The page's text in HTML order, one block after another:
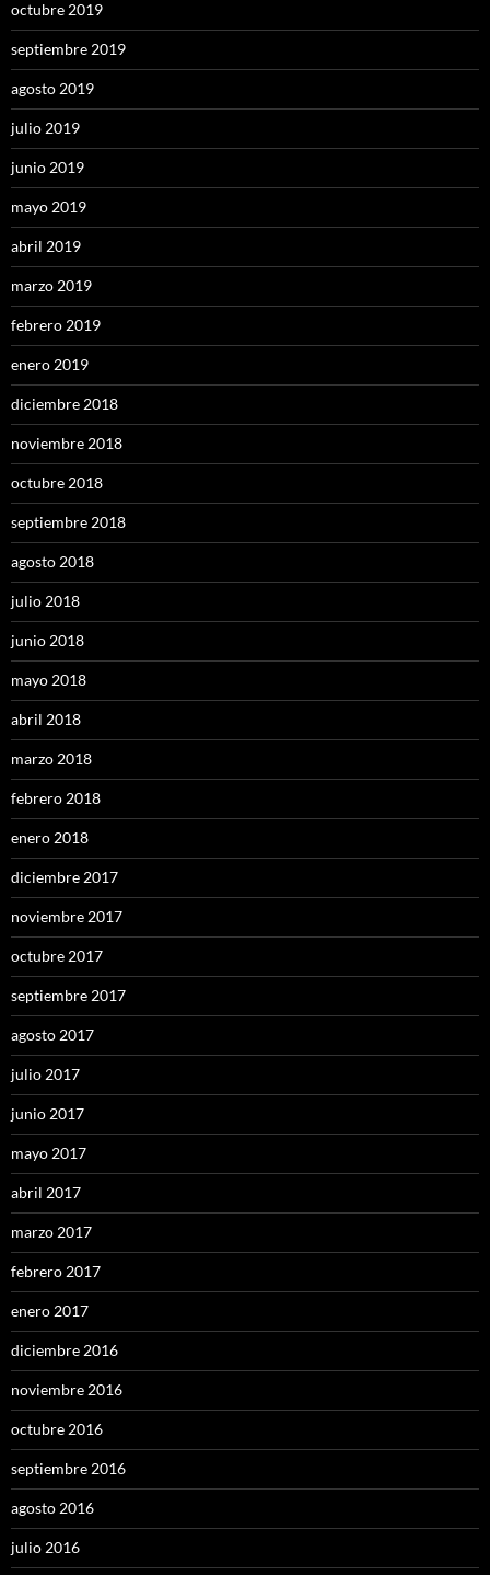
octubre 2019
septiembre 2019
agosto 2019
julio 2019
junio 2019
mayo 2019
abril 2019
marzo 2019
febrero 2019
enero 2019
diciembre 2018
noviembre 2018
octubre 2018
septiembre 2018
agosto 2018
julio 2018
junio 2018
mayo 2018
abril 2018
marzo 2018
febrero 2018
enero 2018
diciembre 2017
noviembre 2017
octubre 2017
septiembre 2017
agosto 2017
julio 2017
junio 2017
mayo 2017
abril 2017
marzo 2017
febrero 2017
enero 2017
diciembre 2016
noviembre 2016
octubre 2016
septiembre 2016
agosto 2016
julio 2016